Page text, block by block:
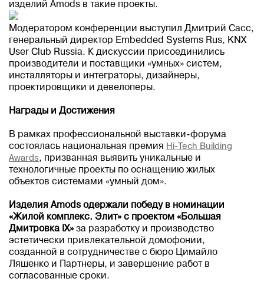
изделий Amods в такие проекты.
Модератором конференции выступил Дмитрий Сасс,
генеральный директор Embedded Systems Rus, KNX
User Club Russia. К дискуссии присоединились
производители и поставщики «умных» систем,
инсталляторы и интеграторы, дизайнеры,
проектировщики и девелоперы.
Награды и Достижения
В рамках профессиональной выставки-форума
состоялась национальная премия Hi-Tech Building
Awards, призванная выявить уникальные и
технологичные проекты по оснащению жилых
объектов системами «умный дом».
Изделия Amods одержали победу в номинации
«Жилой комплекс. Элит» с проектом «Большая
Дмитровка IX» за разработку и производство
эстетически привлекательной домофонии,
созданной в сотрудничестве с бюро Цимайло
Ляшенко и Партнеры, и завершение работ в
согласованные сроки.